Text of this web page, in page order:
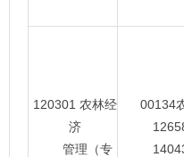
120301 农林经
济
管理（专
00134
12658
14043